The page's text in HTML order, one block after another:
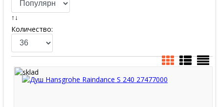
↑↓
Количество: